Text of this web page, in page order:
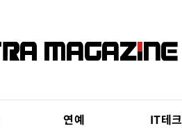
연예 IT테크